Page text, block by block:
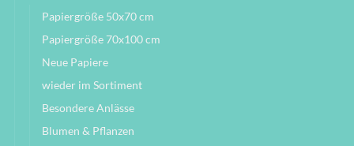
Papiergröße 50x70 cm
Papiergröße 70x100 cm
Neue Papiere
wieder im Sortiment
Besondere Anlässe
Blumen & Pflanzen